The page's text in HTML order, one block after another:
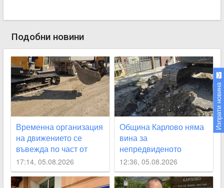
Подобни новини
Временна организация
на движението се
въвежда по част от
улица „Юмрукчал“
17:14, 05.08.2026
Община Карлово няма
вина за
непредвиденото
спиране на водата, но
се извинява на
гражданите
12:36, 05.08.2026
Изпрати новина